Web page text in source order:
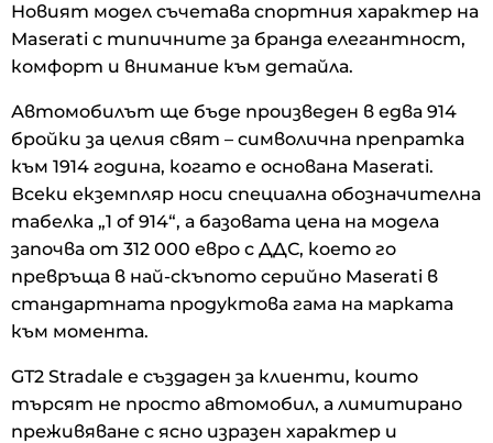
Новият модел съчетава спортния характер на
Maserati с типичните за бранда елегантност,
комфорт и внимание към детайла.
Автомобилът ще бъде произведен в едва 914
бройки за целия свят – символична препратка
към 1914 година, когато е основана Maserati.
Всеки екземпляр носи специална обозначителна
табелка „1 of 914“, а базовата цена на модела
започва от 312 000 евро с ДДС, което го
превръща в най-скъпото серийно Maserati в
стандартната продуктова гама на марката
към момента.
GT2 Stradale е създаден за клиенти, които
търсят не просто автомобил, а лимитирано
преживяване с ясно изразен характер и